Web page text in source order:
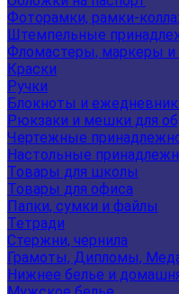
Фоторамки, рамки-
Штемпельные
Фломастеры, маркеры и
Краски
Ручки
Блокноты и
Рюкзаки и мешки для
Чертежные
Настольные
Товары для школы
Товары для офиса
Папки, сумки и файлы
Тетради
Стержни, чернила
Грамоты, Дипломы,
Нижнее белье и